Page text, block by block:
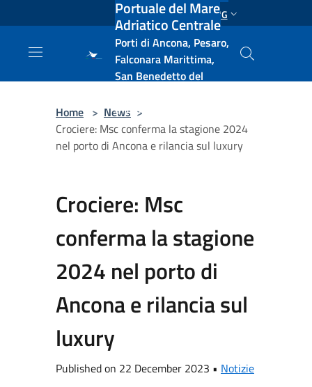
Salta al contenuto principale ENG
Portuale del Mare
Adriatico Centrale
Porti di Ancona, Pesaro,
Falconara Marittima,
San Benedetto del
e Vasto
Home > News >
Crociere: Msc conferma la stagione 2024
nel porto di Ancona e rilancia sul luxury
Crociere: Msc
conferma la stagione
2024 nel porto di
Ancona e rilancia sul
luxury
Published on 22 December 2023 • Notizie